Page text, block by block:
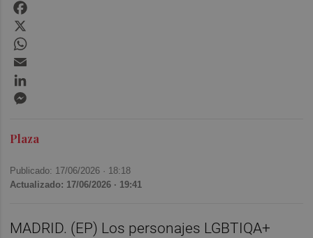
Plaza
Publicado: 17/06/2026 · 18:18
Actualizado: 17/06/2026 · 19:41
MADRID. (EP) Los personajes LGBTIQA+